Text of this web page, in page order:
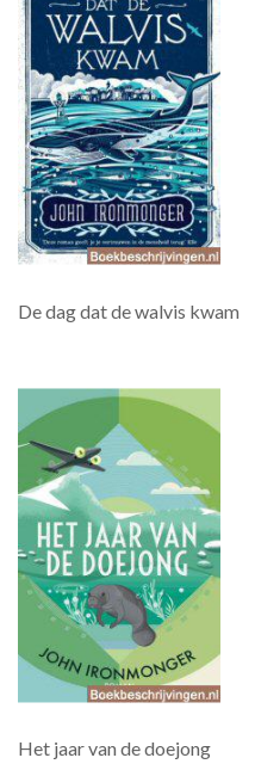
De dag dat de walvis kwam
Het jaar van de doejong